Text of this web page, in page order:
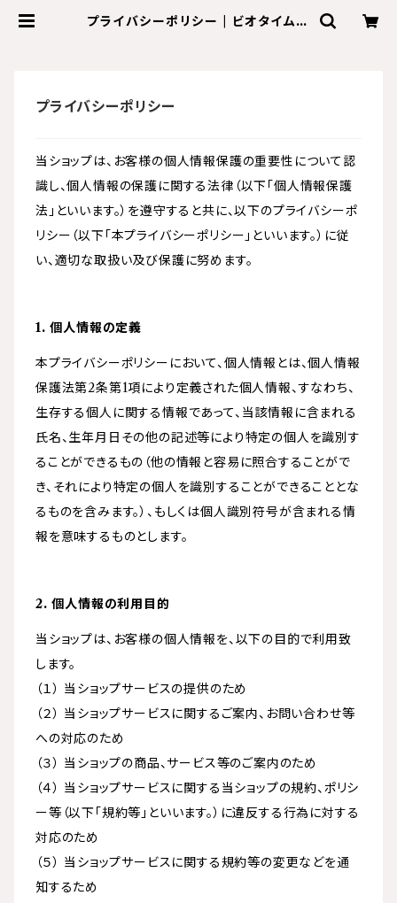
プライバシーポリシー | ビオタイム
プライバシーポリシー
当ショップは、お客様の個人情報保護の重要性について認
識し、個人情報の保護に関する法律（以下「個人情報保護
法」といいます。）を遵守すると共に、以下のプライバシーポ
リシー（以下「本プライバシーポリシー」といいます。）に従
い、適切な取扱い及び保護に努めます。
1. 個人情報の定義
本プライバシーポリシーにおいて、個人情報とは、個人情報
保護法第2条第1項により定義された個人情報、すなわち、
生存する個人に関する情報であって、当該情報に含まれる
氏名、生年月日その他の記述等により特定の個人を識別す
ることができるもの（他の情報と容易に照合することがで
き、それにより特定の個人を識別することができることとな
るものを含みます。）、もしくは個人識別符号が含まれる情
報を意味するものとします。
2. 個人情報の利用目的
当ショップは、お客様の個人情報を、以下の目的で利用致
します。
（１） 当ショップサービスの提供のため
（２） 当ショップサービスに関するご案内、お問い合わせ等
への対応のため
（３） 当ショップの商品、サービス等のご案内のため
（４） 当ショップサービスに関する当ショップの規約、ポリシ
ー等（以下「規約等」といいます。）に違反する行為に対する
対応のため
（５） 当ショップサービスに関する規約等の変更などを通
知するため